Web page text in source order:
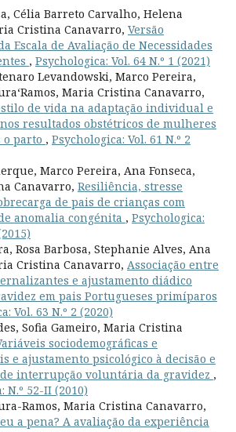
Célia Barreto Carvalho, Helena
Cristina Canavarro, Versão
Escala de Avaliação de Necessidades
, Psychologica: Vol. 64 N.º 1 (2021)
Levandowski, Marco Pereira,
Maria Cristina Canavarro,
de vida na adaptação individual e
resultados obstétricos de mulheres
o parto , Psychologica: Vol. 61 N.º 2
Marco Pereira, Ana Fonseca,
Canavarro, Resiliência, stresse
de pais de crianças com
anomalia congénita , Psychologica:
Rosa Barbosa, Stephanie Alves, Ana
Cristina Canavarro, Associação entre
e ajustamento diádico
em pais Portugueses primíparos
Vol. 63 N.º 2 (2020)
Sofia Gameiro, Maria Cristina
sociodemográficas e
e ajustamento psicológico à decisão e
interrupção voluntária da gravidez ,
N.º 52-II (2010)
Ramos, Maria Cristina Canavarro,
a pena? A avaliação da experiência